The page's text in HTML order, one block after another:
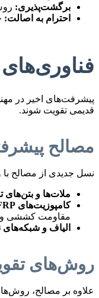
برگشت‌پذیری:
احترام به اصالت:
پیشرفت‌های اخیر در
قدیمی تقویت شوند.
مصالح
نسل جدیدی از مصالح با
ملات‌ها و بتن‌های
کامپوزیت‌های FRP (فیبرهای پلیمری تقویت شده):
مقاومت کششی و
الیاف و شبکه‌های
روش‌های
علاوه بر مصالح،